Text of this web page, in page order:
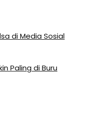
di Media Sosial
Paling di Buru